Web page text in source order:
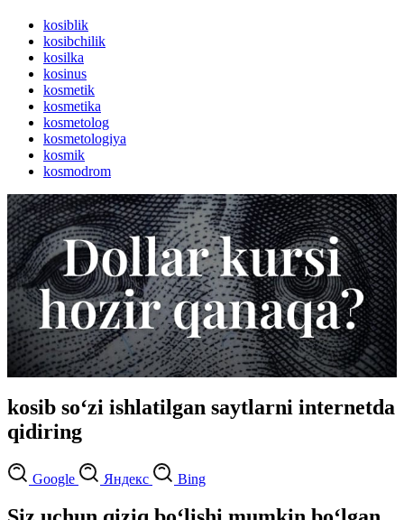
kosiblik
kosibchilik
kosilka
kosinus
kosmetik
kosmetika
kosmetolog
kosmetologiya
kosmik
kosmodrom
kosib so‘zi ishlatilgan saytlarni internetda
qidiring
Google Яндекс Bing